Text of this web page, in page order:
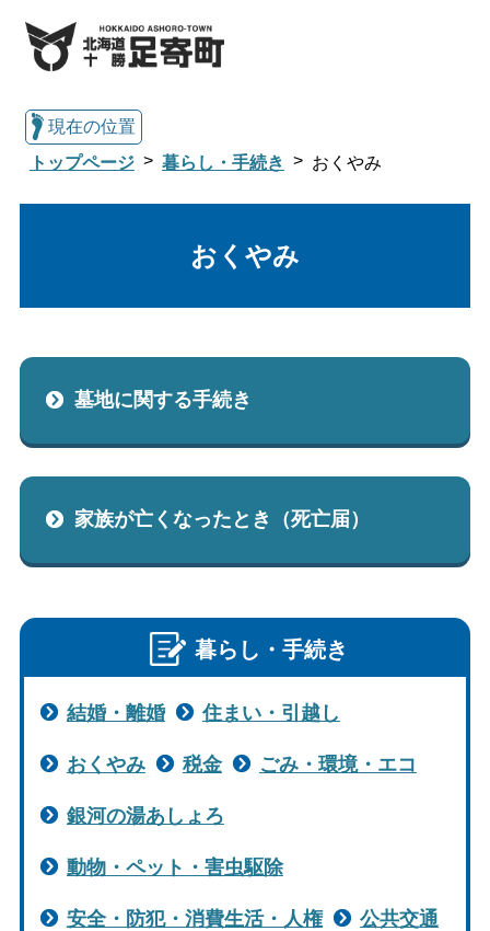
足寄町について
しごと・産業 緊急・防災
標準 拡大
色合い
白 黒 黄 青
リセット
現在の位置
トップページ
暮らし・手続き おくやみ
おくやみ
墓地に関する手続き
家族が亡くなったとき（死亡届）
暮らし・手続き
結婚・離婚 住まい・引越し
おくやみ 税金 ごみ・環境・エコ
銀河の湯あしょろ
動物・ペット・害虫駆除
安全・防犯・消費生活・人権 公共交通